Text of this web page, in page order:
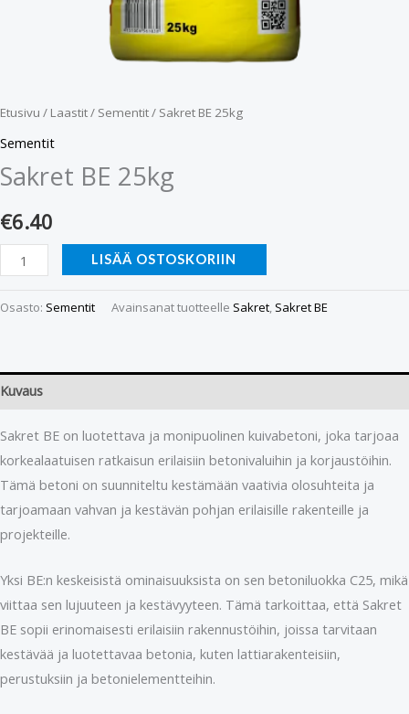
Etusivu / Laastit/ Sementit/ Sakret BE 25kg
Sementit
Sakret BE 25kg
€6.40
LISÄÄ OSTOSKORIIN
Osasto: Sementit Avainsanat tuotteelle Sakret, Sakret BE
Kuvaus
Sakret BE on luotettava ja monipuolinen kuivabetoni, joka tarjoaa
korkealaatuisen ratkaisun erilaisiin betonivaluihin ja korjaustöihin.
Tämä betoni on suunniteltu kestämään vaativia olosuhteita ja
tarjoamaan vahvan ja kestävän pohjan erilaisille rakenteille ja
projekteille.
Yksi BE:n keskeisistä ominaisuuksista on sen betoniluokka C25, mikä
viittaa sen lujuuteen ja kestävyyteen. Tämä tarkoittaa, että Sakret
BE sopii erinomaisesti erilaisiin rakennustöihin, joissa tarvitaan
kestävää ja luotettavaa betonia, kuten lattiarakenteisiin,
perustuksiin ja betonielementteihin.